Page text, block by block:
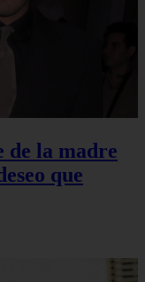
de la madre
que